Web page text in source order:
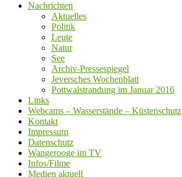
Nachrichten
Aktuelles
Politik
Leute
Natur
See
Archiv-Pressespiegel
Jeversches Wochenblatt
Pottwalstrandung im Januar 2016
Links
Webcams – Wasserstände – Küstenschutz
Kontakt
Impressum
Datenschutz
Wangerooge im TV
Infos/Filme
Medien aktuell